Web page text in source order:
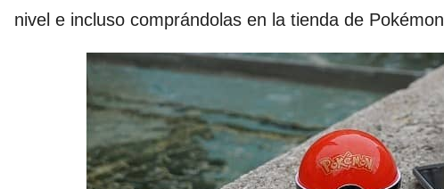
nivel e incluso comprándolas en la tienda de